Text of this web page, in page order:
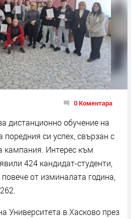
0 Коментара
дистанционно обучение на
си успех, свързан с
кампания. Интерес към
424 кандидат-студенти,
от изминалата година,
Университета в Хасково през